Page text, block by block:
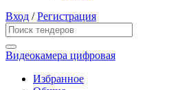
Вход /Регистрация
Видеокамера цифровая
Избранное